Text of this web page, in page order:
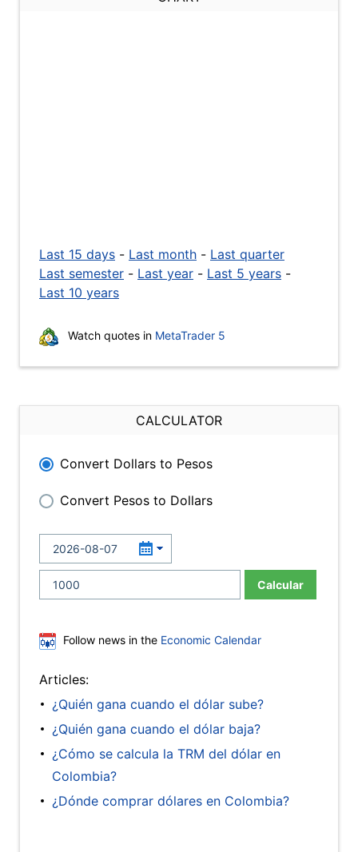
Last 15 days - Last month - Last quarter
Last semester - Last year - Last 5 years -
Last 10 years
Watch quotes in MetaTrader 5
CALCULATOR
Convert Dollars to Pesos
Convert Pesos to Dollars
Calcular
Follow news in the Economic Calendar
Articles:
¿Quién gana cuando el dólar sube?
¿Quién gana cuando el dólar baja?
¿Cómo se calcula la TRM del dólar en
Colombia?
¿Dónde comprar dólares en Colombia?